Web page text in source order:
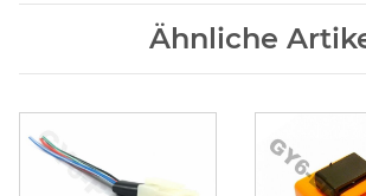
Ähnliche